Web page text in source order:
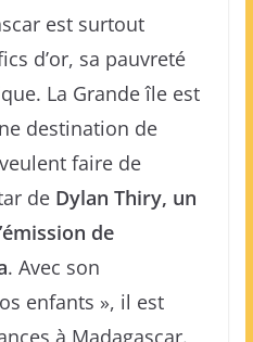
est surtout
d’or, sa pauvreté
La Grande île est
destination de
faire de
de Dylan Thiry, un
de
. Avec son
enfants », il est
à Madagascar.